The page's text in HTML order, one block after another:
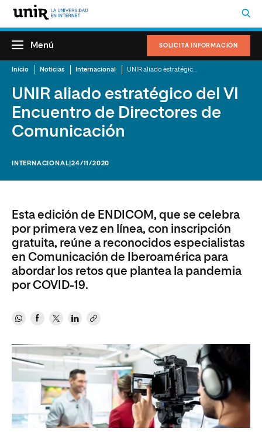
SOLICITA INFORMACIÓN
Menú
Inicio Noticias Internacional
UNIR aliado estratégico del VI
Encuentro de Directores de
Comunicación
INTERNACIONAL |24/11/2020
Esta edición de ENDICOM, que se celebra
por primera vez en línea, con inscripción
gratuita, reúne a reconocidos especialistas
en Comunicación de Iberoamérica para
abordar los retos que plantea la pandemia
por COVID-19.